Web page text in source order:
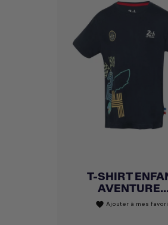
T-SHIRT
AVENTURE...
favorite Ajouter à mes